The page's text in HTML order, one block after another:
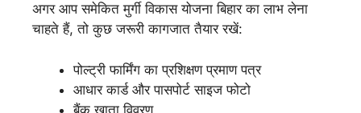
अगर आप समेकित मुर्गी विकास योजना बिहार का लाभ लेना
चाहते हैं, तो कुछ जरूरी कागजात तैयार रखें:
पोल्ट्री फार्मिंग का प्रशिक्षण प्रमाण पत्र
आधार कार्ड और पासपोर्ट साइज फोटो
बैंक खाता विवरण